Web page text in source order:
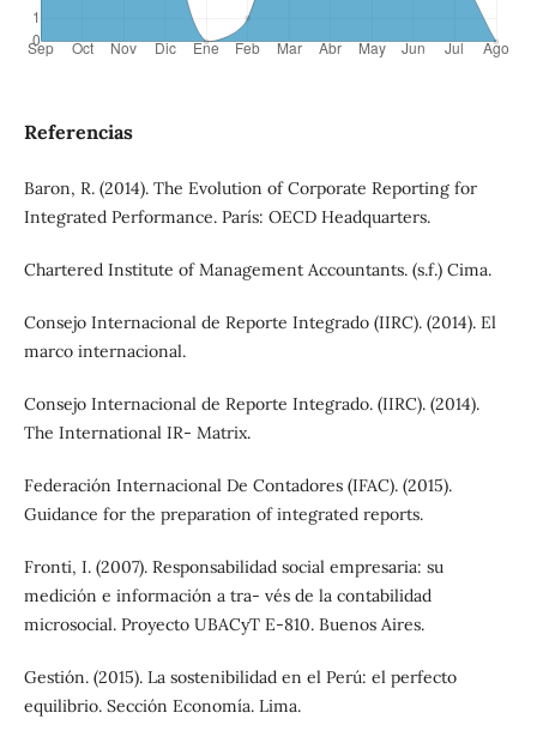
Referencias
Baron, R. (2014). The Evolution of Corporate Reporting for
Integrated Performance. París: OECD Headquarters.
Chartered Institute of Management Accountants. (s.f.) Cima.
Consejo Internacional de Reporte Integrado (IIRC). (2014). El
marco internacional.
Consejo Internacional de Reporte Integrado. (IIRC). (2014).
The International IR- Matrix.
Federación Internacional De Contadores (IFAC). (2015).
Guidance for the preparation of integrated reports.
Fronti, I. (2007). Responsabilidad social empresaria: su
medición e información a tra- vés de la contabilidad
microsocial. Proyecto UBACyT E-810. Buenos Aires.
Gestión. (2015). La sostenibilidad en el Perú: el perfecto
equilibrio. Sección Economía. Lima.